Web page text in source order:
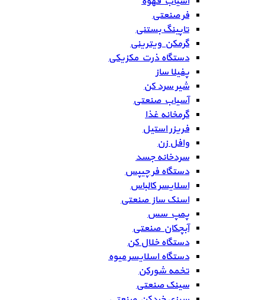
فر صنعتی
تاپینگ بستنی
گرمکن ویترینی
دستگاه ذرت مکزیکی
پفیلا ساز
شیر سرد کن
آسیاب صنعتی
گرمخانه غذا
فریزر استیل
وافل زن
سردخانه جسد
دستگاه فر چیپس
اسلایسر کالباس
اسنک ساز صنعتی
پمپ سس
آبچکان صنعتی
دستگاه خلال کن
دستگاه اسلایسر میوه
تخمه شورکن
سینک صنعتی